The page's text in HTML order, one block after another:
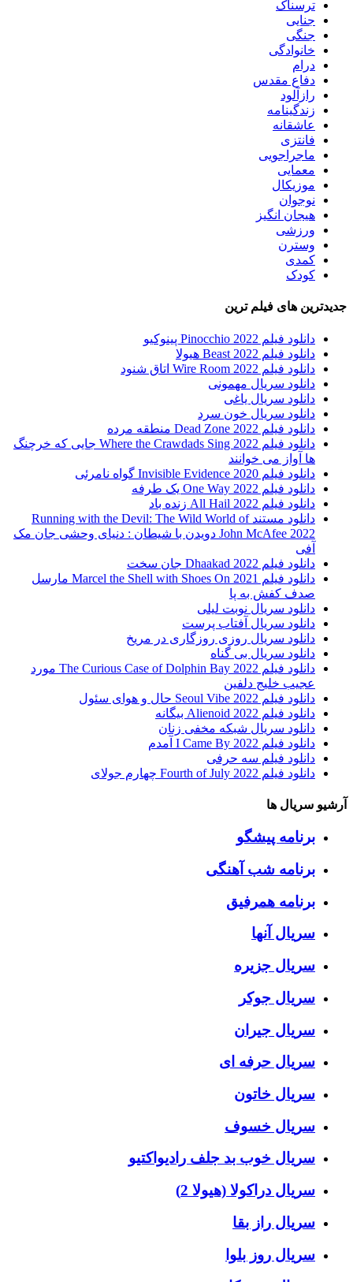
ترسناک
جنایی
جنگی
خانوادگی
درام
دفاع مقدس
رازآلود
زندگینامه
عاشقانه
فانتزی
ماجراجویی
معمایی
موزیکال
نوجوان
هیجان انگیز
ورزشی
وسترن
کمدی
کودک
جدیدترین های فیلم ترین
دانلود فیلم Pinocchio 2022 پینوکیو
دانلود فیلم Beast 2022 هیولا
دانلود فیلم Wire Room 2022 اتاق شنود
دانلود سریال مهمونی
دانلود سریال یاغی
دانلود سریال خون سرد
دانلود فیلم 2022 Dead Zone منطقه مرده
دانلود فیلم Where the Crawdads Sing 2022 جایی که خرچنگ
ها آواز می خوانند
دانلود فیلم 2020 Invisible Evidence گواه نامرئی
دانلود فیلم One Way 2022 یک طرفه
دانلود فیلم All Hail 2022 زنده باد
دانلود مستند Running with the Devil: The Wild World of
John McAfee 2022 دویدن با شیطان : دنیای وحشی جان مک
آفی
دانلود فیلم Dhaakad 2022 جان سخت
دانلود فیلم Marcel the Shell with Shoes On 2021 مارسل
صدف کفش به پا
دانلود سریال نوبت لیلی
دانلود سریال آفتاب پرست
دانلود سریال روزی روزگاری در مریخ
دانلود سریال بی گناه
دانلود فیلم The Curious Case of Dolphin Bay 2022 مورد
عجیب خلیج دلفین
دانلود فیلم Seoul Vibe 2022 حال و هوای سئول
دانلود فیلم Alienoid 2022 بیگانه
دانلود سریال شبکه مخفی زنان
دانلود فیلم I Came By 2022 آمدم
دانلود فیلم سه حرفی
دانلود فیلم Fourth of July 2022 چهارم جولای
آرشیو سریال ها
برنامه پیشگو
برنامه شب آهنگی
برنامه همرفیق
سریال آنها
سریال جزیره
سریال جوکر
سریال جیران
سریال حرفه ای
سریال خاتون
سریال خسوف
سریال خوب بد جلف رادیواکتیو
سریال دراکولا (هیولا 2)
سریال راز بقا
سریال روز بلوا